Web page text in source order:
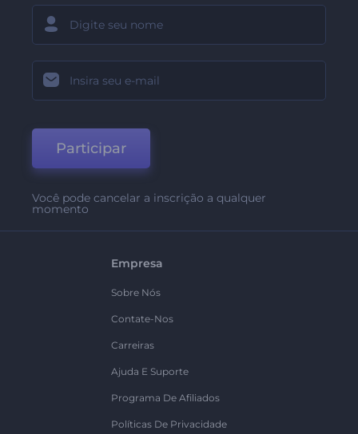
Participar
Você pode cancelar a inscrição a qualquer
momento
Empresa
Sobre Nós
Contate-Nos
Carreiras
Ajuda E Suporte
Programa De Afiliados
Políticas De Privacidade